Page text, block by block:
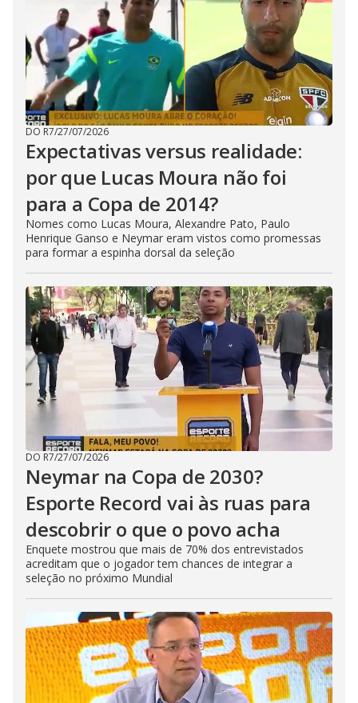
DO R7/27/07/2026
Expectativas versus realidade:
por que Lucas Moura não foi
para a Copa de 2014?
Nomes como Lucas Moura, Alexandre Pato, Paulo
Henrique Ganso e Neymar eram vistos como promessas
para formar a espinha dorsal da seleção
DO R7/27/07/2026
Neymar na Copa de 2030?
Esporte Record vai às ruas para
descobrir o que o povo acha
Enquete mostrou que mais de 70% dos entrevistados
acreditam que o jogador tem chances de integrar a
seleção no próximo Mundial